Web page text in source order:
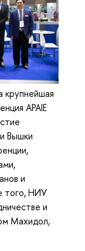
крупнейшая
APAIE
Вышки
и
того, НИУ
и
Махидол,